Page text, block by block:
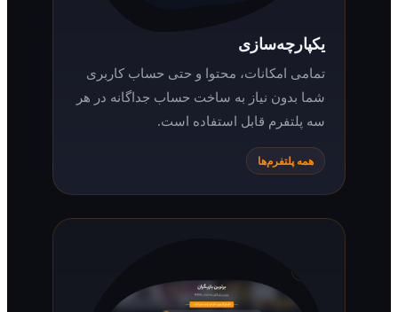
یکپارچه‌سازی
تمامی امکانات، محتوا و حتی حساب کاربری
شما بدون نیاز به ساخت حساب جداگانه در هر
سه پلتفرم قابل استفاده است.
همه پلتفرم‌ها